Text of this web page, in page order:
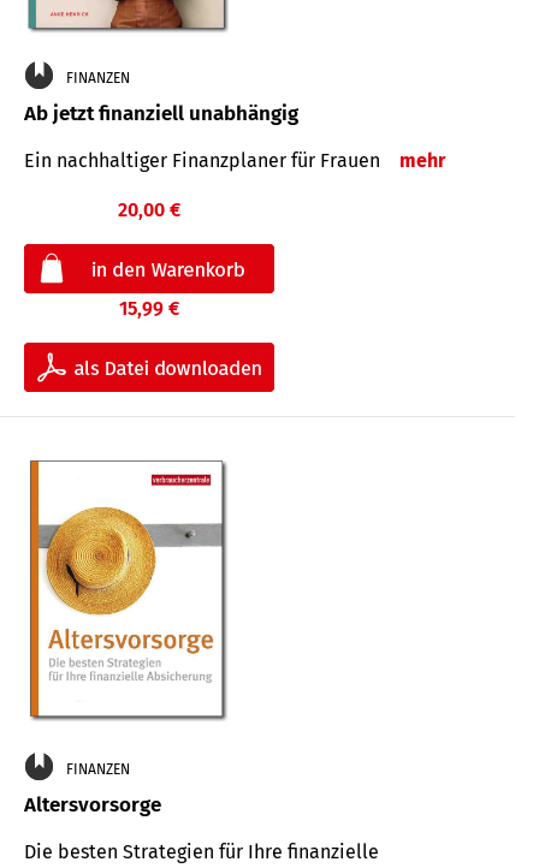
FINANZEN
Ab jetzt finanziell unabhängig
Ein nachhaltiger Finanzplaner für Frauen mehr
20,00 €
15,99 €
FINANZEN
Altersvorsorge
Die besten Strategien für Ihre finanzielle